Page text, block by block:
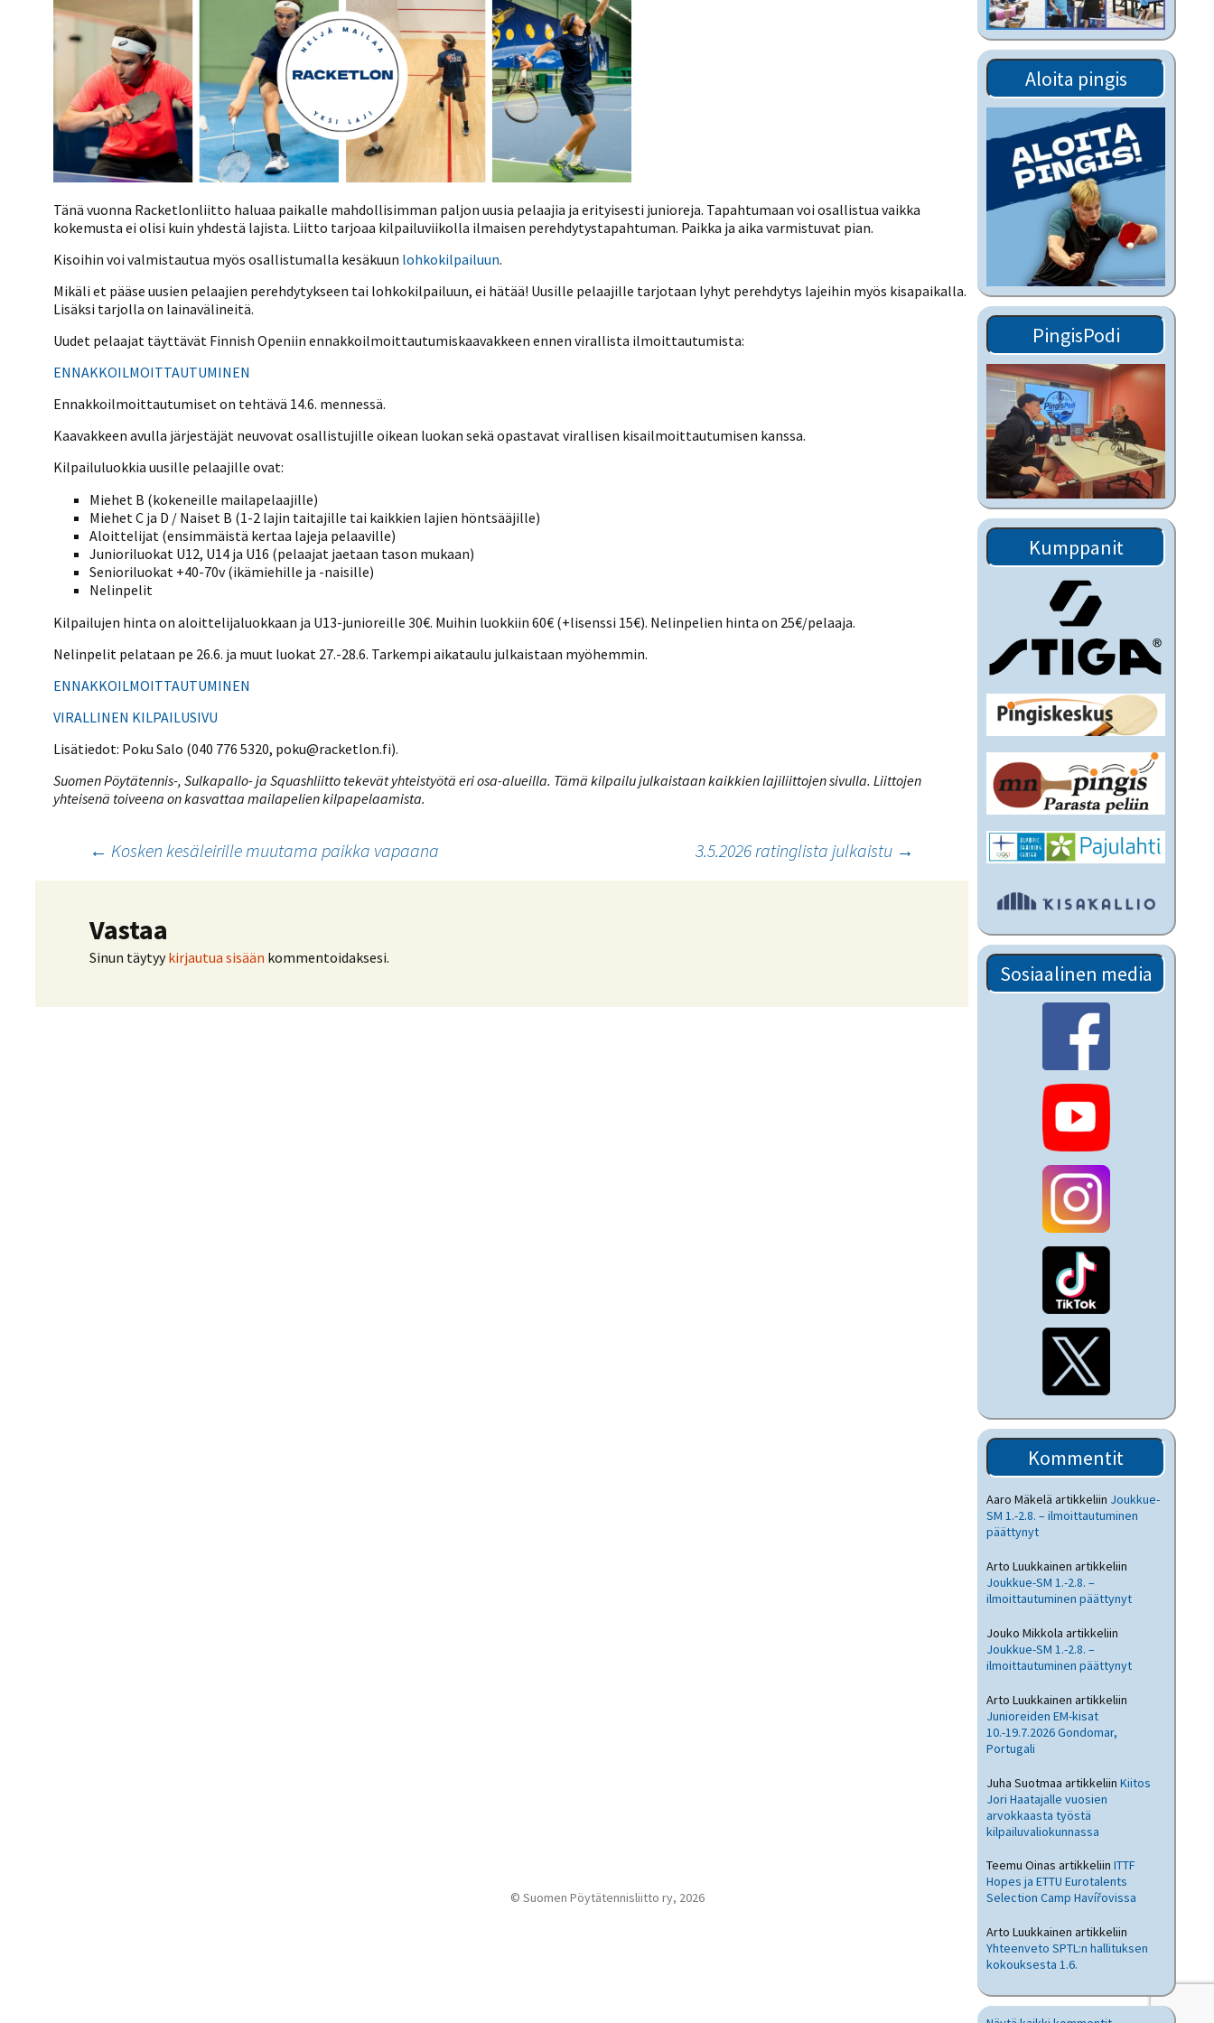
Valiokunnat
Strategia 2025-2030
Vastuullisuus
Ilmoita epäasiallisesta
käytöksestä
Hallintosääntö
NETU in English
Tietosuoja
ohjeet
Rating-artikkelit
Rating-manuaali
Julkaistut Rating-listat
Päivärating
6-divisioona
Sarjatiedotteet
Pelipaikat ja
joukkueiden
yhteyshenkilöt
Seurasiirrot
Kisajärjestäjien
dokumentit
Seuratiedotteet
Leirit
EU-Erasmus:
Maahanmuuttajien
kotouttaminen ja
sukupuolten tasa-arvo
pöytätenniksessä
kautta
Tänä vuonna Racketlonliitto haluaa paikalle mahdollisimman paljon uusia pelaajia ja erityisesti junioreja. Tapahtumaan voi osallistua vaikka
kokemusta ei olisi kuin yhdestä lajista. Liitto tarjoaa kilpailuviikolla ilmaisen perehdytystapahtuman. Paikka ja aika varmistuvat pian.
Kisoihin voi valmistautua myös osallistumalla kesäkuun lohkokilpailuun.
Mikäli et pääse uusien pelaajien perehdytykseen tai lohkokilpailuun, ei hätää! Uusille pelaajille tarjotaan lyhyt perehdytys lajeihin myös kisapaikalla.
Lisäksi tarjolla on lainavälineitä.
Uudet pelaajat täyttävät Finnish Openiin ennakkoilmoittautumiskaavakkeen ennen virallista ilmoittautumista:
ENNAKKOILMOITTAUTUMINEN
Ennakkoilmoittautumiset on tehtävä 14.6. mennessä.
Kaavakkeen avulla järjestäjät neuvovat osallistujille oikean luokan sekä opastavat virallisen kisailmoittautumisen kanssa.
Kilpailuluokkia uusille pelaajille ovat:
Miehet B (kokeneille mailapelaajille)
Miehet C ja D / Naiset B (1-2 lajin taitajille tai kaikkien lajien höntsääjille)
Aloittelijat (ensimmäistä kertaa lajeja pelaaville)
Junioriluokat U12, U14 ja U16 (pelaajat jaetaan tason mukaan)
Senioriluokat +40-70v (ikämiehille ja -naisille)
Nelinpelit
Kilpailujen hinta on aloittelijaluokkaan ja U13-junioreille 30€. Muihin luokkiin 60€ (+lisenssi 15€). Nelinpelien hinta on 25€/pelaaja.
Nelinpelit pelataan pe 26.6. ja muut luokat 27.-28.6. Tarkempi aikataulu julkaistaan myöhemmin.
ENNAKKOILMOITTAUTUMINEN
VIRALLINEN KILPAILUSIVU
Lisätiedot: Poku Salo (040 776 5320, poku@racketlon.fi).
Suomen Pöytätennis-, Sulkapallo- ja Squashliitto tekevät yhteistyötä eri osa-alueilla. Tämä kilpailu julkaistaan kaikkien lajiliittojen sivulla. Liittojen
yhteisenä toiveena on kasvattaa mailapelien kilpapelaamista.
Artikkelien
selaus
← Kosken kesäleirille muutama paikka vapaana 3.5.2026 ratinglista julkaistu →
Vastaa
Sinun täytyykirjautua sisään kommentoidaksesi.
Aloita pingis
PingisPodi
Kumppanit
Sosiaalinen media
Kommentit
Aaro Mäkelä artikkeliin Joukkue-
SM 1.-2.8. – ilmoittautuminen
päättynyt
Arto Luukkainen artikkeliin
Joukkue-SM 1.-2.8. –
ilmoittautuminen päättynyt
Jouko Mikkola artikkeliin
Joukkue-SM 1.-2.8. –
ilmoittautuminen päättynyt
Arto Luukkainen artikkeliin
Junioreiden EM-kisat
10.-19.7.2026 Gondomar,
Portugali
Juha Suotmaa artikkeliin Kiitos
Jori Haatajalle vuosien
arvokkaasta työstä
kilpailuvaliokunnassa
Teemu Oinas artikkeliin ITTF
Hopes ja ETTU Eurotalents
Selection Camp Havířovissa
Arto Luukkainen artikkeliin
Yhteenveto SPTL:n hallituksen
kokouksesta 1.6.
© Suomen Pöytätennisliitto ry, 2026